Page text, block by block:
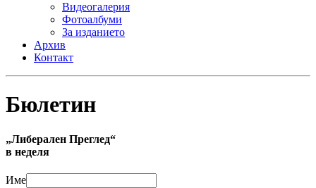
Видеогалерия
Фотоалбуми
За изданието
Архив
Контакт
Бюлетин
„Либерален Преглед“
в неделя
Име